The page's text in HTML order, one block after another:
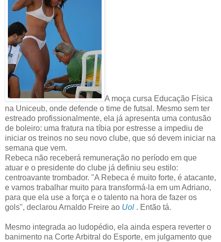
A moça cursa Educação Física
na Uniceub, onde defende o time de futsal. Mesmo sem ter
estreado profissionalmente, ela já apresenta uma contusão
de boleiro: uma fratura na tíbia por estresse a impediu de
iniciar os treinos no seu novo clube, que só devem iniciar na
semana que vem.
Rebeca não receberá remuneração no período em que
atuar e o presidente do clube já definiu seu estilo:
centroavante trombador. "A Rebeca é muito forte, é atacante,
e vamos trabalhar muito para transformá-la em um Adriano,
para que ela use a força e o talento na hora de fazer os
gols", declarou Arnaldo Freire ao Uol . Então tá.
Mesmo integrada ao ludopédio, ela ainda espera reverter o
banimento na Corte Arbitral do Esporte, em julgamento que